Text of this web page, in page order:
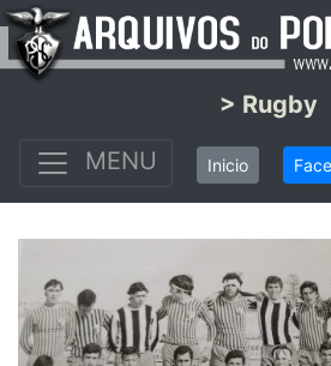
> Rugby
MENU
Inicio